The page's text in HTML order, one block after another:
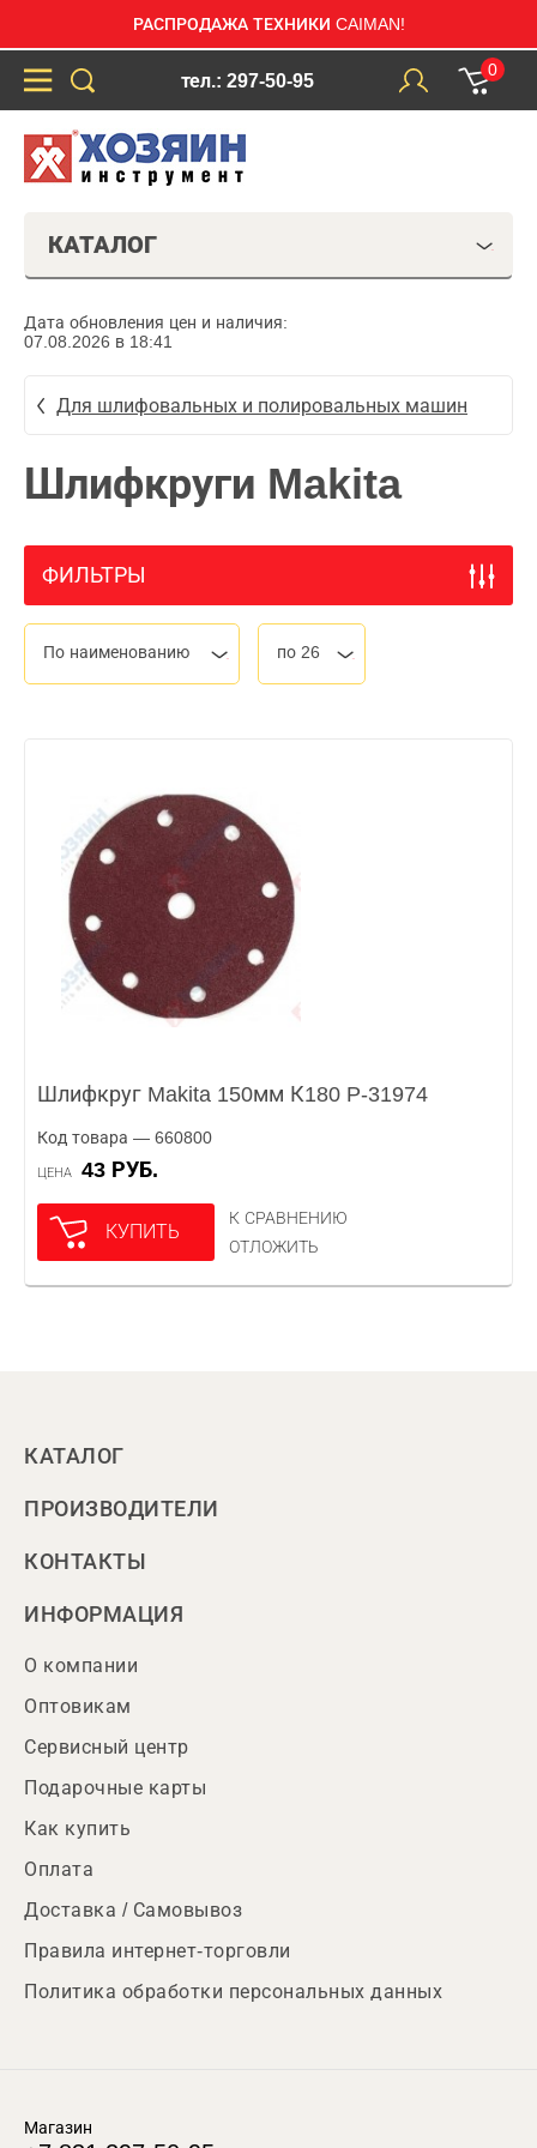
РАСПРОДАЖА ТЕХНИКИ CAIMAN!
тел.: 297-50-95
0
КАТАЛОГ
Дата обновления цен и наличия:
07.08.2026 в 18:41
Для шлифовальных и полировальных машин
Шлифкруги Makita
ФИЛЬТРЫ
По наименованию по 26
Шлифкруг Makita 150мм К180 P-31974
Код товара — 660800
ЦЕНА 43 РУБ.
КУПИТЬ
К СРАВНЕНИЮ
ОТЛОЖИТЬ
КАТАЛОГ
ПРОИЗВОДИТЕЛИ
КОНТАКТЫ
ИНФОРМАЦИЯ
О компании
Оптовикам
Сервисный центр
Подарочные карты
Как купить
Оплата
Доставка / Самовывоз
Правила интернет-торговли
Политика обработки персональных данных
Магазин